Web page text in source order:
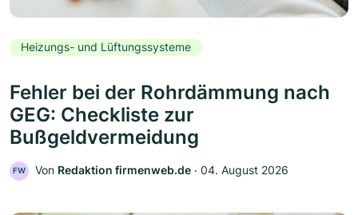
Heizungs- und Lüftungssysteme
Fehler bei der Rohrdämmung nach
GEG: Checkliste zur
Bußgeldvermeidung
FW Von Redaktion firmenweb.de ‧ 04. August 2026